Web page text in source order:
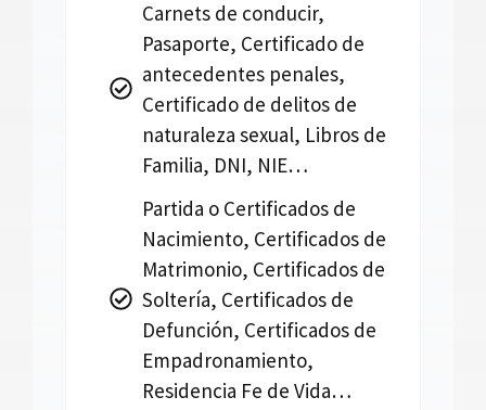
Carnets de conducir,
Pasaporte, Certificado de
antecedentes penales,
Certificado de delitos de
naturaleza sexual, Libros de
Familia, DNI, NIE…
Partida o Certificados de
Nacimiento, Certificados de
Matrimonio, Certificados de
Soltería, Certificados de
Defunción, Certificados de
Empadronamiento,
Residencia Fe de Vida…